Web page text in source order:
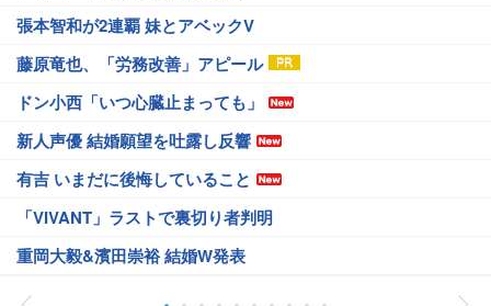
張本智和が2連覇 妹とアベックV
藤原竜也、「労務改善」アピール
ドン小西「いつ心臓止まっても」
新人声優 結婚願望を吐露し反響
有吉 いまだに後悔していること
「VIVANT」ラストで裏切り者判明
重岡大毅&濱田崇裕 結婚W発表